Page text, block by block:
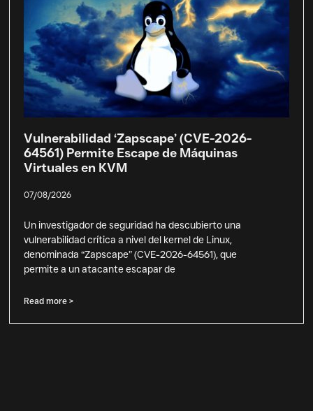
Vulnerabilidad ‘Zapscape’ (CVE-2026-
64561) Permite Escape de Máquinas
Virtuales en KVM
07/08/2026
Un investigador de seguridad ha descubierto una
vulnerabilidad crítica a nivel del kernel de Linux,
denominada “Zapscape” (CVE-2026-64561), que
permite a un atacante escapar de
Read more >